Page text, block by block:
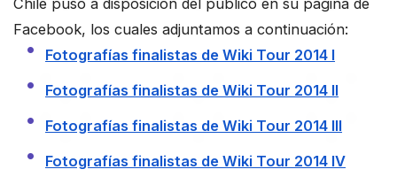
Facebook, los cuales adjuntamos a continuación:
Fotografías finalistas de Wiki Tour 2014 I
Fotografías finalistas de Wiki Tour 2014 II
Fotografías finalistas de Wiki Tour 2014 III
Fotografías finalistas de Wiki Tour 2014 IV